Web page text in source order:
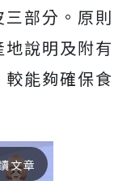
部分。原則
說明及附有
能夠確保食
文章